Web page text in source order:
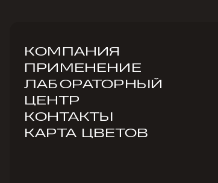
КОМПАНИЯ
ПРИМЕНЕНИЕ
ЛАБОРАТОРНЫЙ
ЦЕНТР
КОНТАКТЫ
КАРТА ЦВЕТОВ